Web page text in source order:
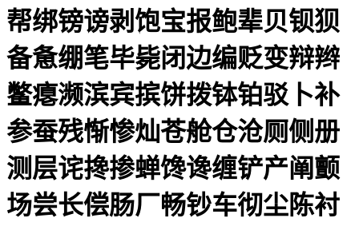
帮绑镑谤剥饱宝报鲍辈贝钡狈
备惫绷笔毕毙闭边编贬变辩辫
鳖瘪濒滨宾摈饼拨钵铂驳卜补
参蚕残惭惨灿苍舱仓沧厕侧册
测层诧搀掺蝉馋谗缠铲产阐颤
场尝长偿肠厂畅钞车彻尘陈衬